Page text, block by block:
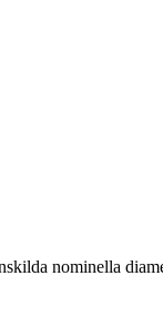
nominella